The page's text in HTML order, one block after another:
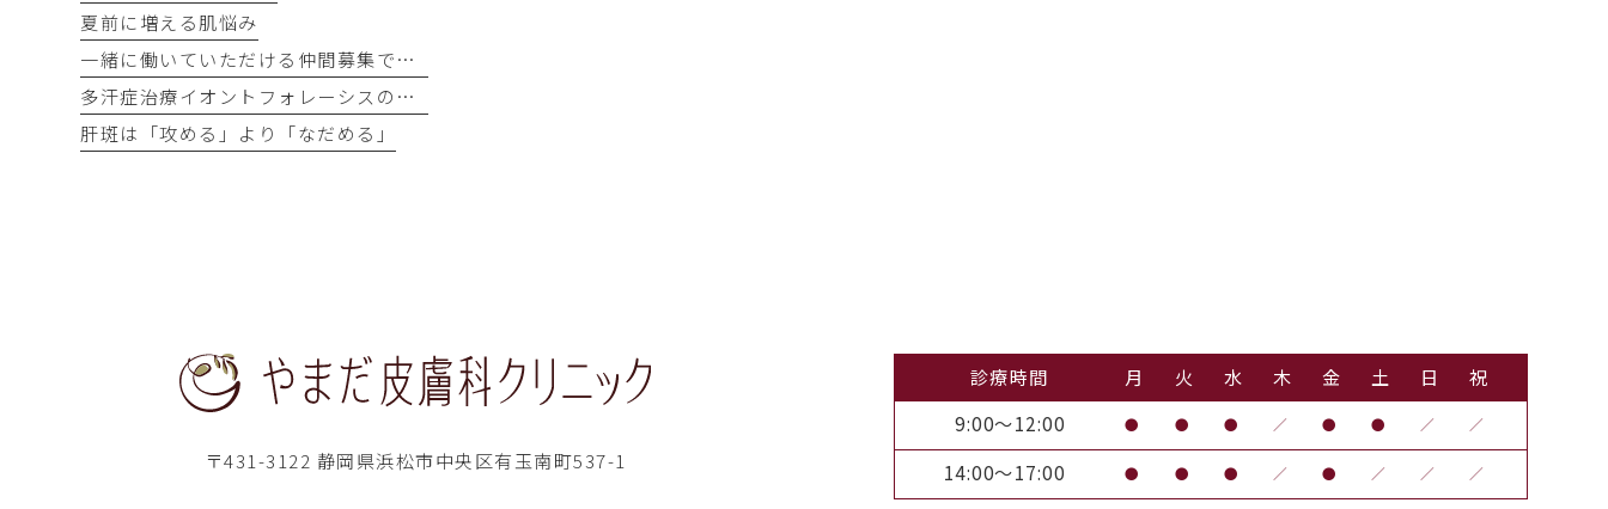
夏前に増える肌悩み
一緒に働いていただける仲間募集です！
多汗症治療イオントフォレーシスの時間が半分に
肝斑は「攻める」より「なだめる」
〒431-3122 静岡県浜松市中央区有玉南町537-1
診療時間 月 火 水 木 金 土 日
祝
9:00～12:00
● ● ● ／ ● ● ／ ／
14:00～17:00 ● ● ● ／ ● ／ ／ ／